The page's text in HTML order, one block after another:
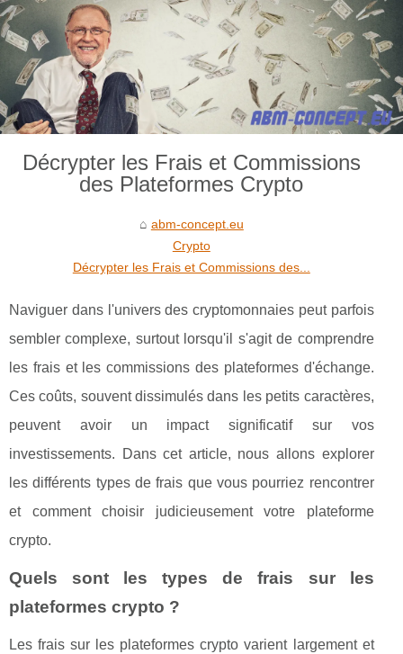
Décrypter les Frais et Commissions
des Plateformes Crypto
abm-concept.eu
Crypto
Décrypter les Frais et Commissions des...
Naviguer dans l'univers des cryptomonnaies peut parfois
sembler complexe, surtout lorsqu'il s'agit de comprendre
les frais et les commissions des plateformes d'échange.
Ces coûts, souvent dissimulés dans les petits caractères,
peuvent avoir un impact significatif sur vos
investissements. Dans cet article, nous allons explorer
les différents types de frais que vous pourriez rencontrer
et comment choisir judicieusement votre plateforme
crypto.
Quels sont les types de frais sur les
plateformes crypto ?
Les frais sur les plateformes crypto varient largement et